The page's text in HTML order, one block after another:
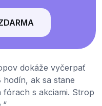
dokáže vyčerpať
ak sa stane
s akciami. Strop